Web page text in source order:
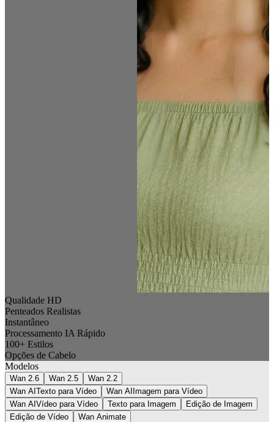
Qualidade HD
Penteados Realistas
Instantâneo
Processamento IA Rápido
100+ Estilos
Opções de Cabelo
Modelos
Wan 2.6 Wan 2.5
Wan 2.2
Wan AITexto para Vídeo Wan AIImagem para Vídeo
Wan AIVídeo para Vídeo Texto para Imagem
Edição de Imagem
Edição de Vídeo
Wan Animate